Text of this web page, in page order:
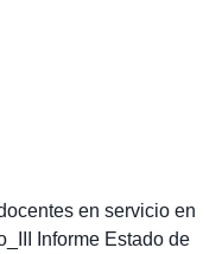
en servicio en
Informe Estado de